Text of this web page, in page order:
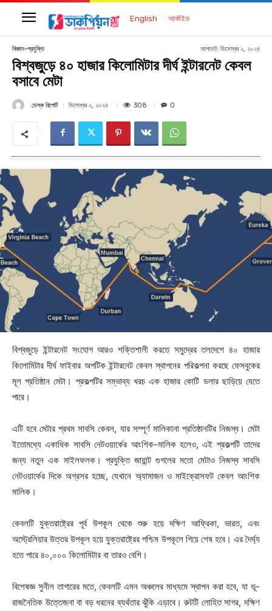
English আর্কাইভ
বিজ্ঞান-প্রযুক্তি আপডেট: ডিসেম্বর ২, ২০২৪
বিশ্বজুড়ে ৪০ হাজার কিলোমিটার দীর্ঘ ইন্টারনেট কেবল
বসাবে মেটা
ডেস্ক রিপোর্ট ডিসেম্বর ২, ২০২৪ 308 0
বিশ্বজুড়ে ইন্টারনেট সংযোগ আরও শক্তিশালী করতে সমুদ্রের তলদেশে ৪০ হাজার
কিলোমিটার দীর্ঘ ফাইবার অপটিক ইন্টারনেট কেবল স্থাপনের পরিকল্পনা করছে ফেসবুকের
মূল প্রতিষ্ঠান মেটা। প্রকল্পটির সম্ভাব্য খরচ এক হাজার কোটি ডলার ছাড়িয়ে যেতে
পারে।
এটি হবে মেটার প্রথম সাবসি কেবল, যার সম্পূর্ণ মালিকানা প্রতিষ্ঠানটির নিজস্ব। মেটা
ইতোমধ্যে একাধিক সাবসি নেটওয়ার্কের আংশিক-মালিক হলেও, এই প্রকল্পটি তাদের
জন্য নতুন এক মাইলফলক। প্রযুক্তি জায়ান্ট গুগলের মতো মেটাও নিজস্ব সাবসি
নেটওয়ার্কের দিকে অগ্রসর হচ্ছে, যেখানে অ্যামাজন ও মাইক্রোসফট কেবল আংশিক
মালিক।
কেবলটি যুক্তরাষ্ট্রের পূর্ব উপকূল থেকে শুরু হয়ে দক্ষিণ আফ্রিকা, ভারত, এবং
অস্ট্রেলিয়ার উত্তর উপকূল হয়ে যুক্তরাষ্ট্রের পশ্চিম উপকূলে গিয়ে শেষ হবে। এর দৈর্ঘ্য
হতে পারে ৪০,০০০ কিলোমিটার বা তারও বেশি।
বিশেষজ্ঞ সুনীল তাগারের মতে, কেবলটি এমন অঞ্চলের মাধ্যমে স্থাপন করা হবে, যা ভূ-
রাজনৈতিক উত্তেজনা বা বড় ধরনের ব্যর্থতার ঝুঁকি এড়াবে। রুটটি লোহিত সাগর, দক্ষিণ